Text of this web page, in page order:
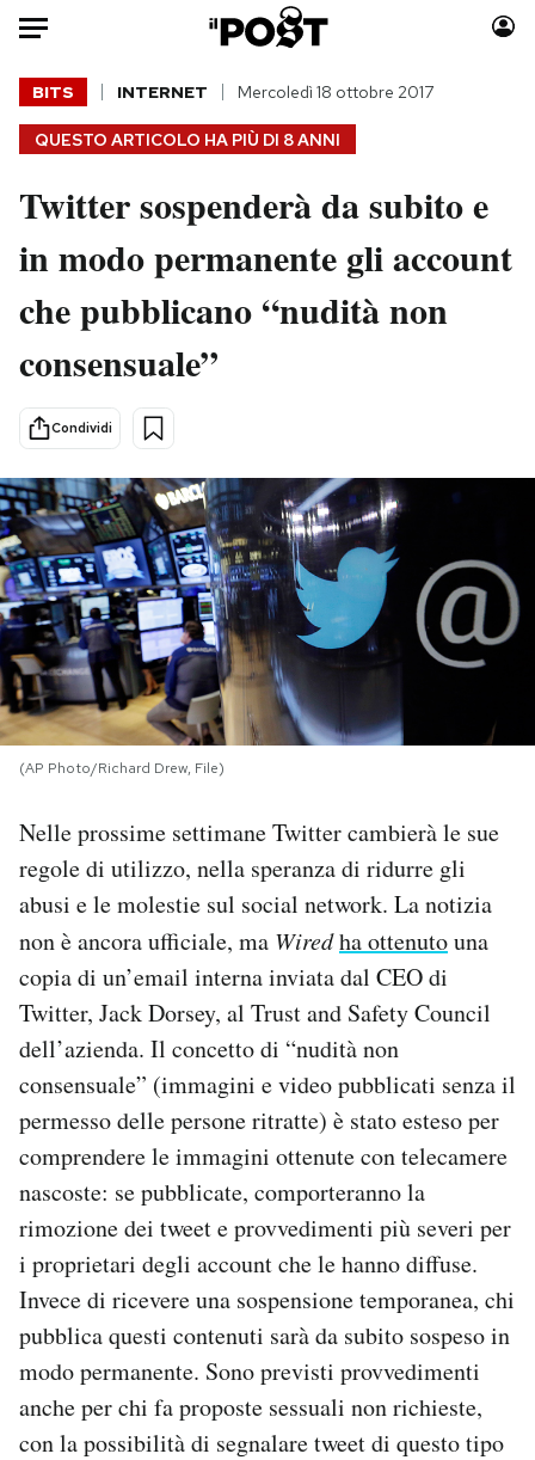
Auto
HOME
Italia
Politica
Tecnologia
Internet
Scienza
Cultura
Economia
Sport
Moda
Consumismi
Storie/Idee
Mondiali calcio 2026
PODCAST
NEWSLETTER
I MIEI PREFERITI
SHOP
CALENDARIO
AREA PERSONALE
Area Personale
Newsletter
Notifiche mobile
Regala il Post
Hai bisogno di aiuto?
Esci
QUESTO ARTICOLO HA PIÙ DI 8 ANNI
BITS INTERNET Mercoledì 18 ottobre 2017
Twitter sospenderà da subito e
in modo permanente gli account
che pubblicano “nudità non
consensuale”
Condividi
(AP Photo/Richard Drew, File)
Nelle prossime settimane Twitter cambierà le sue
regole di utilizzo, nella speranza di ridurre gli
abusi e le molestie sul social network. La notizia
non è ancora ufficiale, ma Wiredha ottenutouna
copia di un’email interna inviata dal CEO di
Twitter, Jack Dorsey, al Trust and Safety Council
dell’azienda. Il concetto di “nudità non
consensuale” (immagini e video pubblicati senza il
permesso delle persone ritratte) è stato esteso per
comprendere le immagini ottenute con telecamere
nascoste: se pubblicate, comporteranno la
rimozione dei tweet e provvedimenti più severi per
i proprietari degli account che le hanno diffuse.
Invece di ricevere una sospensione temporanea, chi
pubblica questi contenuti sarà da subito sospeso in
modo permanente. Sono previsti provvedimenti
anche per chi fa proposte sessuali non richieste,
con la possibilità di segnalare tweet di questo tipo